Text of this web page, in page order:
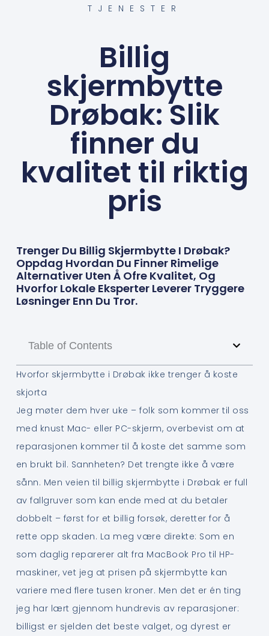
TJENESTER
Billig
skjermbytte
Drøbak: Slik
finner du
kvalitet til riktig
pris
Trenger Du Billig Skjermbytte I Drøbak?
Oppdag Hvordan Du Finner Rimelige
Alternativer Uten Å Ofre Kvalitet, Og
Hvorfor Lokale Eksperter Leverer Tryggere
Løsninger Enn Du Tror.
Table of Contents
Hvorfor skjermbytte i Drøbak ikke trenger å koste
skjorta
Jeg møter dem hver uke – folk som kommer til oss
med knust Mac- eller PC-skjerm, overbevist om at
reparasjonen kommer til å koste det samme som
en brukt bil. Sannheten? Det trengte ikke å være
sånn. Men veien til billig skjermbytte i Drøbak er full
av fallgruver som kan ende med at du betaler
dobbelt – først for et billig forsøk, deretter for å
rette opp skaden. La meg være direkte: Som en
som daglig reparerer alt fra MacBook Pro til HP-
maskiner, vet jeg at prisen på skjermbytte kan
variere med flere tusen kroner. Men det er én ting
jeg har lært gjennom hundrevis av reparasjoner:
billigst er sjelden det beste valget, og dyrest er